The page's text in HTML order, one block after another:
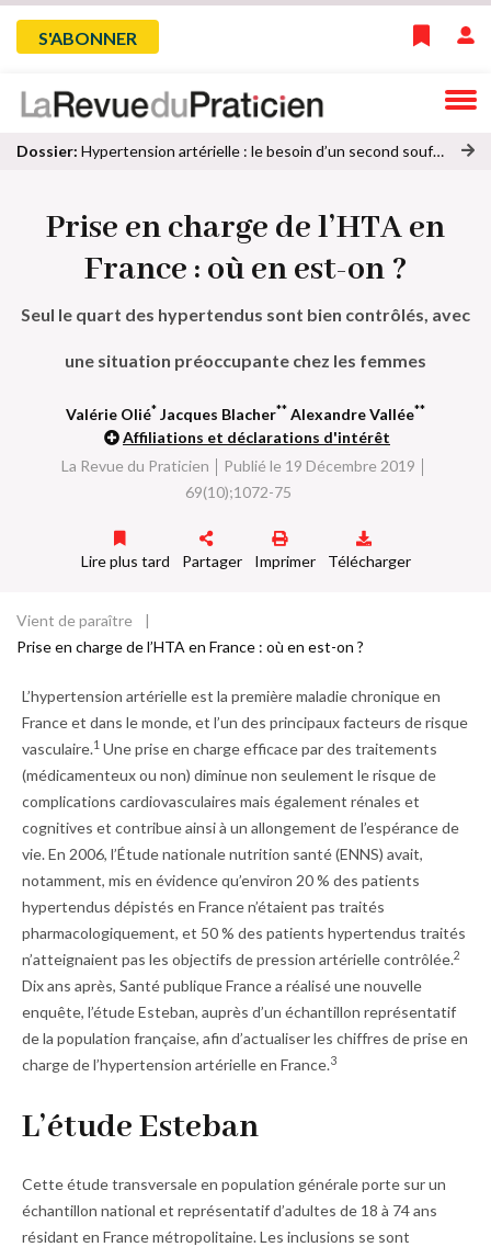
Skip
navigation
Menu
du
compte
l'utilisateur
S'ABONNER
Dossier: Hypertension artérielle : le besoin d’un second souffle
s
Prise en charge de l’HTA en
France : où en est-on ?
Seul le quart des hypertendus sont bien contrôlés, avec
une situation préoccupante chez les femmes
Valérie Olié* Jacques Blacher** Alexandre Vallée**
Affiliations et déclarations d'intérêt
La Revue du Praticien
Publié le 19 Décembre 2019
69(10);1072-75
Lire plus tard Partager Imprimer Télécharger
Fil
d'Ariane
Vient de paraître
Prise en charge de l’HTA en France : où en est-on ?
L’hypertension artérielle est la première maladie chronique en
France et dans le monde, et l’un des principaux facteurs de risque
vasculaire.1 Une prise en charge efficace par des traitements
(médicamenteux ou non) diminue non seulement le risque de
complications cardiovasculaires mais également rénales et
cognitives et contribue ainsi à un allongement de l’espérance de
vie. En 2006, l’Étude nationale nutrition santé (ENNS) avait,
notamment, mis en évidence qu’environ 20 % des patients
hypertendus dépistés en France n’étaient pas traités
pharmacologiquement, et 50 % des patients hypertendus traités
n’atteignaient pas les objectifs de pression artérielle contrôlée.2
Dix ans après, Santé publique France a réalisé une nouvelle
enquête, l’étude Esteban, auprès d’un échantillon représentatif
de la population française, afin d’actualiser les chiffres de prise en
charge de l’hypertension artérielle en France.3
L’étude Esteban
Cette étude transversale en population générale porte sur un
échantillon national et représentatif d’adultes de 18 à 74 ans
résidant en France métropolitaine. Les inclusions se sont